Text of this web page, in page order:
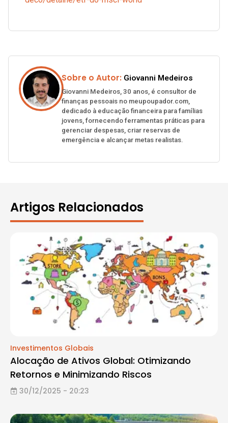
Sobre o Autor: Giovanni Medeiros
Giovanni Medeiros, 30 anos, é consultor de
finanças pessoais no meupoupador.com,
dedicado à educação financeira para famílias
jovens, fornecendo ferramentas práticas para
gerenciar despesas, criar reservas de
emergência e alcançar metas realistas.
Artigos Relacionados
Investimentos Globais
Alocação de Ativos Global: Otimizando
Retornos e Minimizando Riscos
30/12/2025 - 20:23